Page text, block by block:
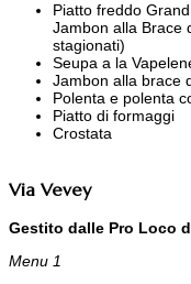
Piatto freddo
Jambon alla Brace
stagionati)
Seupa a la
Jambon alla brace
Polenta e polenta
Piatto di formaggi
Crostata
Via Vevey
Gestito dalle Pro Loco
Menu 1